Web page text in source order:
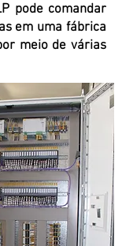
pode comandar
em uma fábrica
meio de várias